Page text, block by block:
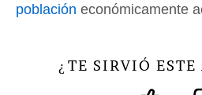
población económicamente
¿ TE SIRVIÓ ESTE